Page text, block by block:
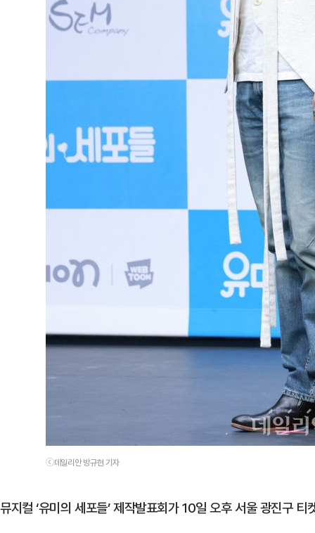
ⓒ데일리안 방규현 기자
뮤지컬 ‘유미의 세포들’ 제작발표회가 10일 오후 서울 광진구